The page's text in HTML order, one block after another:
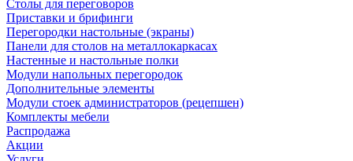
Столы для переговоров
Приставки и брифинги
Перегородки настольные (экраны)
Панели для столов на металлокаркасах
Настенные и настольные полки
Модули напольных перегородок
Дополнительные элементы
Модули стоек администраторов (рецепшен)
Комплекты мебели
Распродажа
Акции